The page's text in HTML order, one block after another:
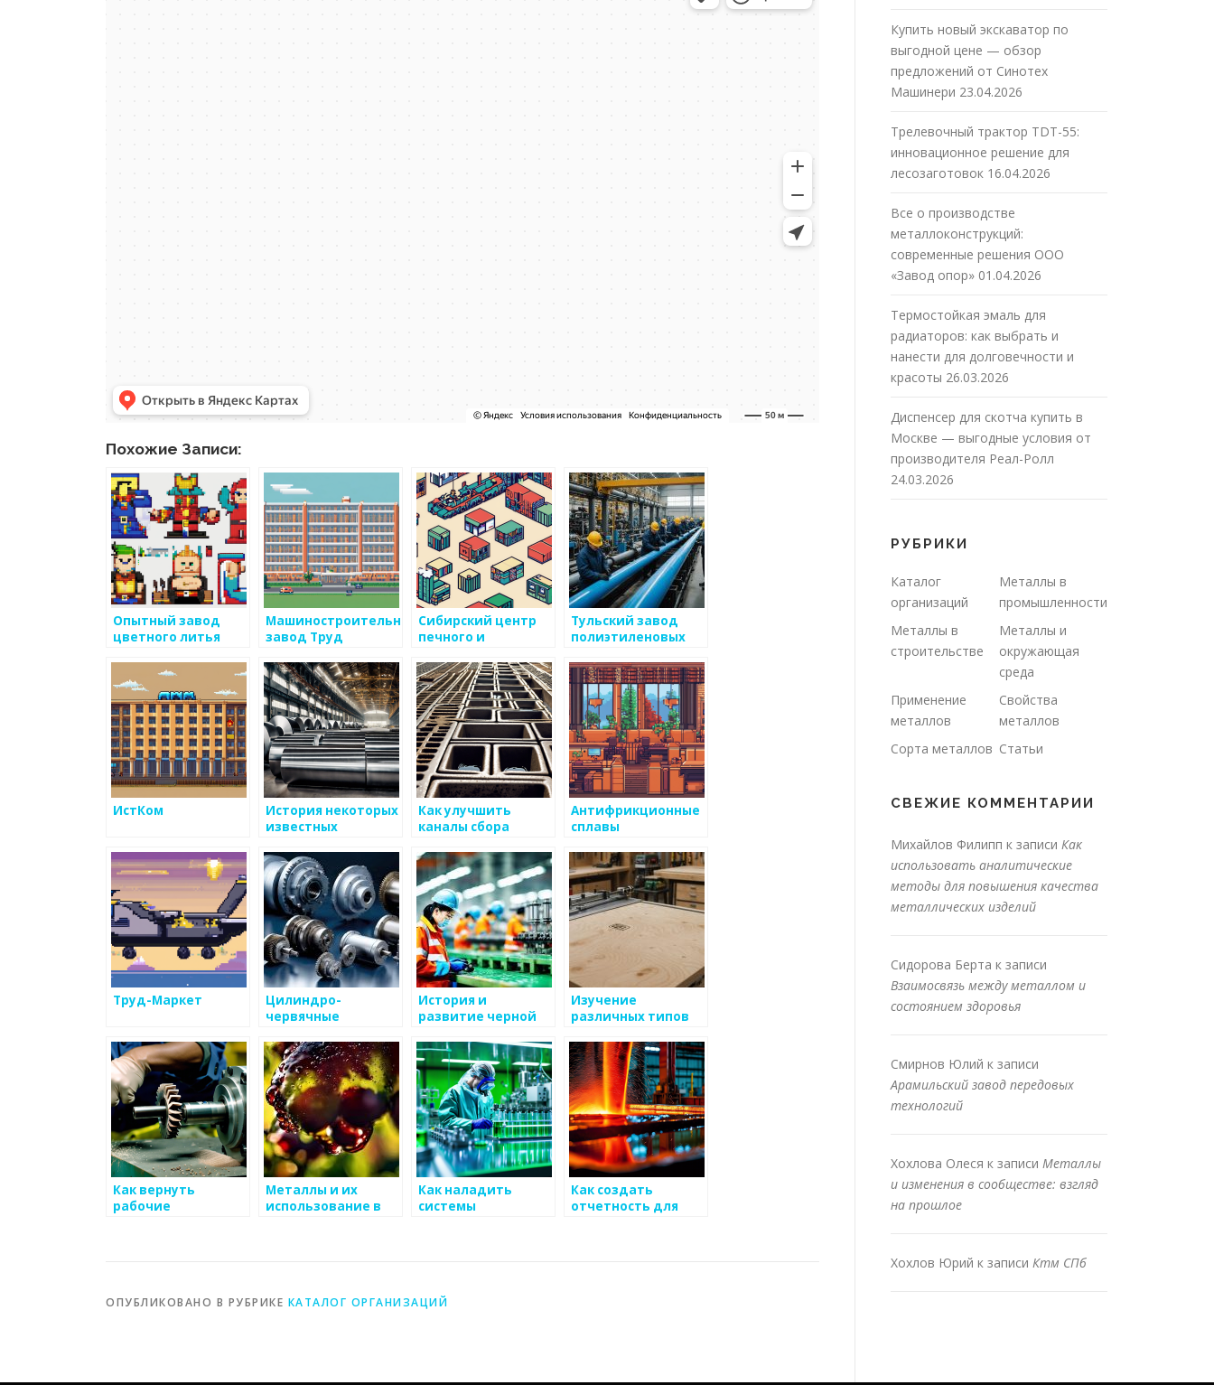
Похожие Записи:
Опытный завод
цветного литья
Машиностроительный
завод Труд
Сибирский центр
печного и
Тульский завод
полиэтиленовых
Производство ПНД
труб высокого
качества
ИстКом
История некоторых
известных
заводов
Как улучшить
каналы сбора
износостойкости в
производстве
Антифрикционные
сплавы
Труд-Маркет
Цилиндро-
червячные
ЦЧ-250, ЦЧ-320,
ЦЧ-400 — ЗАВОД-
РЕДУКТОР
История и
развитие черной
Изучение
различных типов
предприятий
Как вернуть
рабочие
инструментальный
Металлы и их
использование в
Как наладить
системы
Как создать
отчетность для
ОПУБЛИКОВАНО В РУБРИКЕ КАТАЛОГ ОРГАНИЗАЦИЙ
Купить новый экскаватор по
выгодной цене — обзор
предложений от Синотех
Машинери 23.04.2026
Трелевочный трактор TDT-55:
инновационное решение для
лесозаготовок 16.04.2026
Все о производстве
металлоконструкций:
современные решения ООО
«Завод опор» 01.04.2026
Термостойкая эмаль для
радиаторов: как выбрать и
нанести для долговечности и
красоты 26.03.2026
Диспенсер для скотча купить в
Москве — выгодные условия от
производителя Реал-Ролл
24.03.2026
РУБРИКИ
Каталог
организаций
Металлы в
промышленности
Металлы в
строительстве
Металлы и
окружающая
среда
Применение
металлов
Свойства
металлов
Сорта металлов Статьи
СВЕЖИЕ КОММЕНТАРИИ
Михайлов Филипп к записи Как
использовать аналитические
методы для повышения качества
металлических изделий
Сидорова Берта к записи
Взаимосвязь между металлом и
состоянием здоровья
Смирнов Юлий к записи
Арамильский завод передовых
технологий
Хохлова Олеся к записи Металлы
и изменения в сообществе: взгляд
на прошлое
Хохлов Юрий к записи Ктм СПб